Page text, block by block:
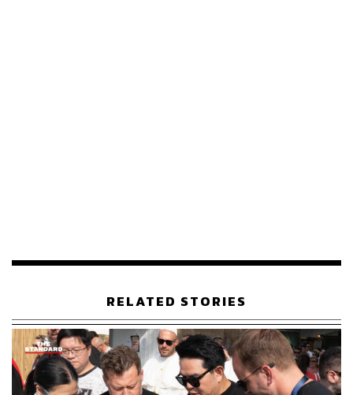
1.เบลเยียมจะพักนักเตะตัวหลัก
โรแบร์โต้ มาร์ติเนซ ให้สัมภาษณ์ว่า จะพักสองตัวอันตราย
RELATED STORIES